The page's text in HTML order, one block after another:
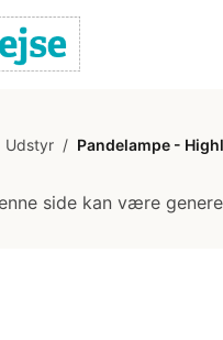
Udstyr / Pandelampe -
side kan være